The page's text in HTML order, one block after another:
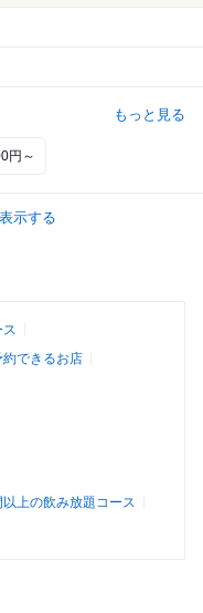
もっと見る
円～
示する
約できるお店
上の飲み放題コース